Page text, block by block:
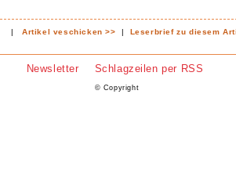
|Artikel veschicken >> | Leserbrief zu diesem
Newsletter Schlagzeilen per RSS
© Copyright